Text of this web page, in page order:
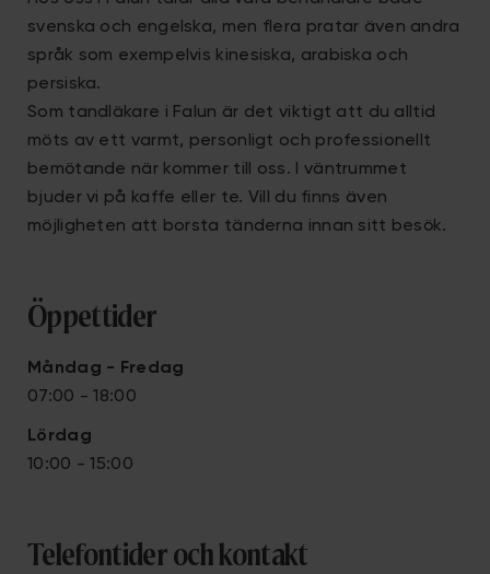
svenska och engelska, men flera pratar även andra
språk som exempelvis kinesiska, arabiska och
persiska.
Som tandläkare i Falun är det viktigt att du alltid
möts av ett varmt, personligt och professionellt
bemötande när kommer till oss. I väntrummet
bjuder vi på kaffe eller te. Vill du finns även
möjligheten att borsta tänderna innan sitt besök.
Öppettider
Måndag - Fredag
07:00 - 18:00
Lördag
10:00 - 15:00
Telefontider och kontakt